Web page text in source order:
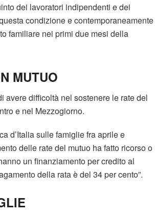
dei lavoratori indipendenti e dei
condizione e contemporaneamente
familiare nei primi due mesi della
MUTUO
difficoltà nel sostenere le rate del
e nel Mezzogiorno.
d’Italia sulle famiglie fra aprile e
delle rate del mutuo ha fatto ricorso o
un finanziamento per credito al
della rata è del 34 per cento”.